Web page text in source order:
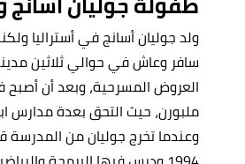
ولد جوليان أسانج في أستراليا
سافر وعاش في حوالي ثلاثين
العروض المسرحية، وبعد أن
ملبورن، حيث التحق بعدة مدارس
وعندما تخرج جوليان من المدرسة